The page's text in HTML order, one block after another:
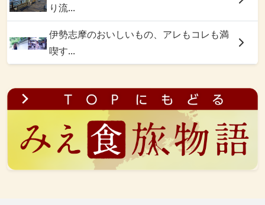
り流...
伊勢志摩のおいしいもの、アレもコレも満
喫す...